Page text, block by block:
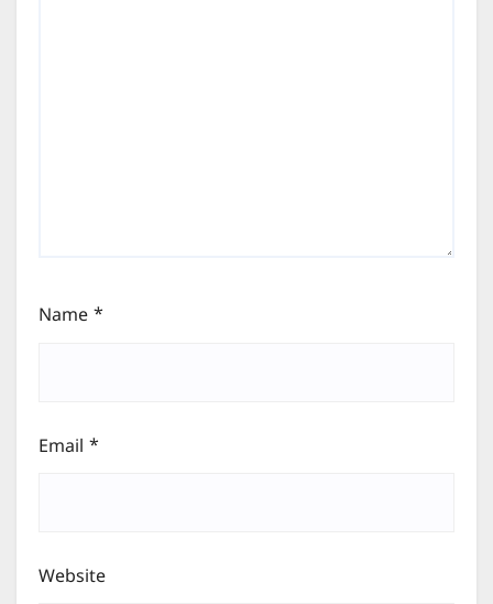
Name *
Email *
Website